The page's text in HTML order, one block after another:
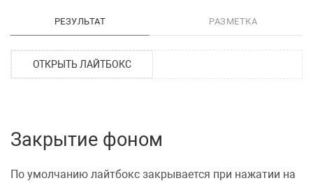
РЕЗУЛЬТАТ РАЗМЕТКА
ОТКРЫТЬ ЛАЙТБОКС
Закрытие фоном
По умолчанию лайтбокс закрывается при нажатии на